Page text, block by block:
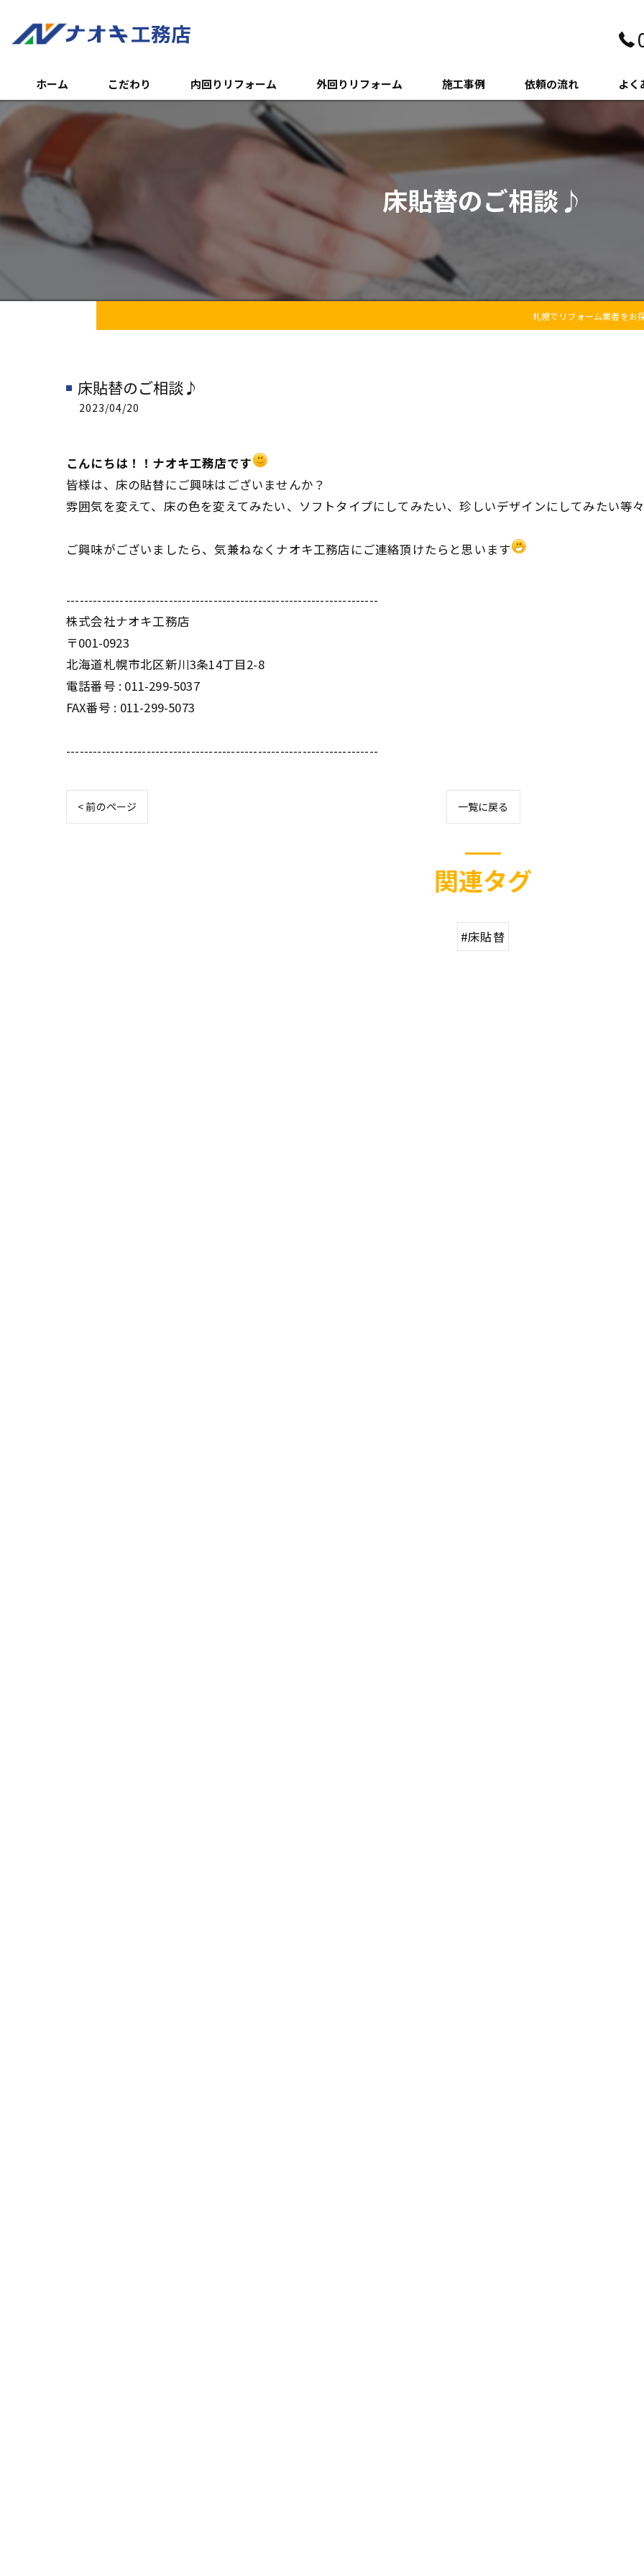
ホーム こだわり 内回りリフォーム
トイレのリフォーム
キッチンのリフォーム
外回りリフォーム
外壁・サイディング
エクステリア
施工事例 依頼の流れ よく
床貼替のご相談♪
札幌でリフォーム業者をお
床貼替のご相談♪
2023/04/20
こんにちは！！ナオキ工務店です
皆様は、床の貼替にご興味はございませんか？
雰囲気を変えて、床の色を変えてみたい、ソフトタイプにしてみたい、珍しいデザインにしてみたい等
ご興味がございましたら、気兼ねなくナオキ工務店にご連絡頂けたらと思います
----------------------------------------------------------------------
株式会社ナオキ工務店
〒001-0923
北海道札幌市北区新川3条14丁目2-8
電話番号 : 011-299-5037
FAX番号 : 011-299-5073
----------------------------------------------------------------------
< 前のページ 一覧に戻る
関連タグ
#床貼替